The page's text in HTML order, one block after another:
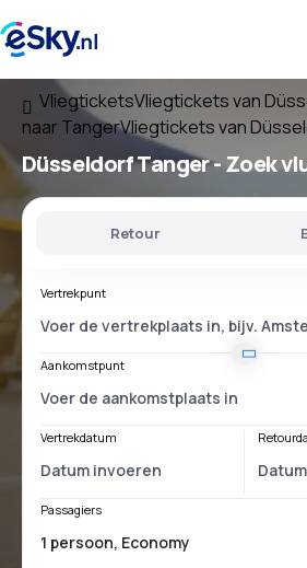
VliegticketsVliegtickets van
naar TangerVliegtickets van
Düsseldorf Tanger- Zoek
Retour
Vertrekpunt
Aankomstpunt
Vertrekdatum
Passagiers